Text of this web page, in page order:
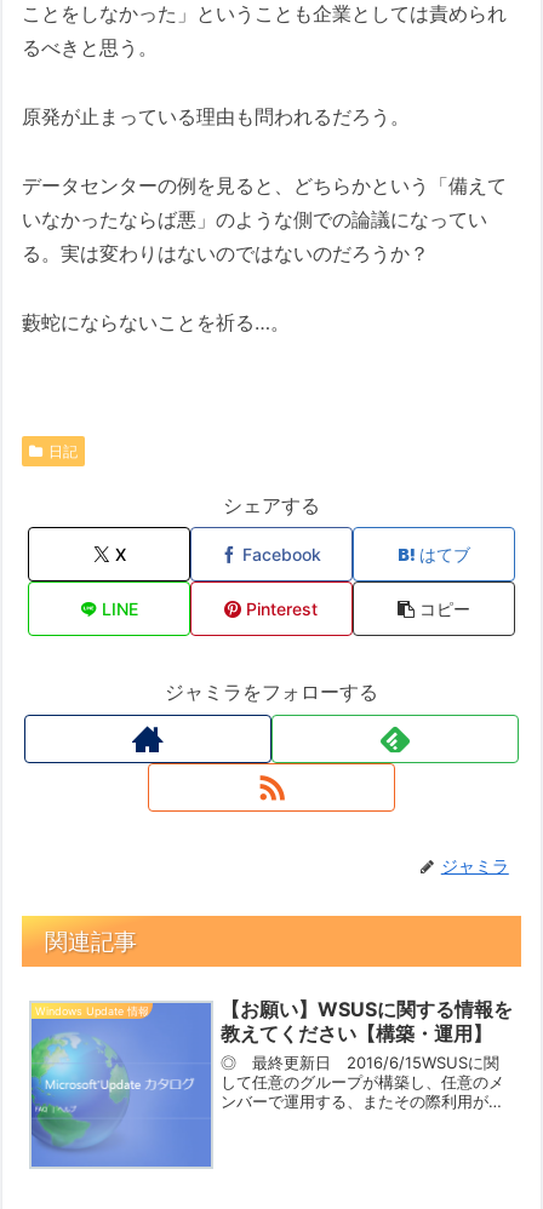
ことをしなかった」ということも企業としては責められ
るべきと思う。
原発が止まっている理由も問われるだろう。
データセンターの例を見ると、どちらかという「備えて
いなかったならば悪」のような側での論議になってい
る。実は変わりはないのではないのだろうか？
藪蛇にならないことを祈る…。
日記
シェアする
X Facebook はてブ
LINE Pinterest コピー
ジャミラをフォローする
ジャミラ
関連記事
Windows Update 情報
【お願い】WSUSに関する情報を
教えてください【構築・運用】
◎ 最終更新日 2016/6/15WSUSに関
して任意のグループが構築し、任意のメ
ンバーで運用する、またその際利用が有